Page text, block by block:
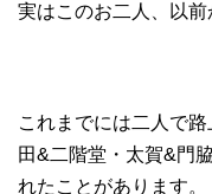
実はこのお二人、以前
これまでには二人で
田&二階堂・太賀&門
れたことがあります。